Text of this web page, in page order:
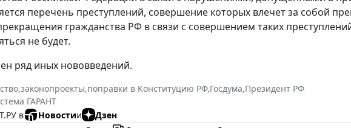
перечень преступлений, совершение которых влечет за собой
гражданства РФ в связи с совершением таких
не будет.
ряд иных нововведений.
,законопроекты,поправки в Конституцию РФ,Госдума,Президент РФ
ГАРАНТ
в
Новостии
Дзен